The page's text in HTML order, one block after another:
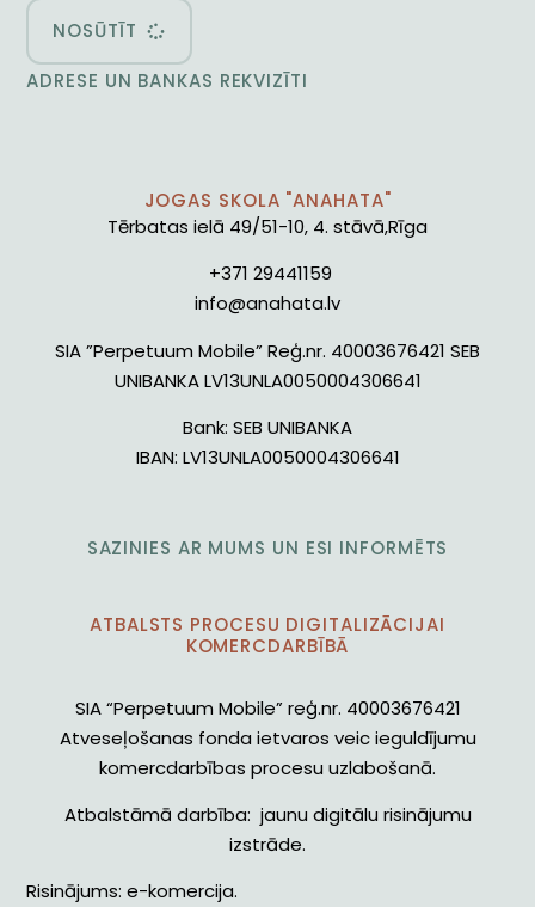
NOSŪTĪT
ADRESE UN BANKAS REKVIZĪTI
JOGAS SKOLA "ANAHATA"
Tērbatas ielā 49/51-10, 4. stāvā,Rīga
+371 29441159
info@anahata.lv
SIA ”Perpetuum Mobile” Reģ.nr. 40003676421 SEB
UNIBANKA LV13UNLA0050004306641
Bank: SEB UNIBANKA
IBAN: LV13UNLA0050004306641
SAZINIES AR MUMS UN ESI INFORMĒTS
ATBALSTS PROCESU DIGITALIZĀCIJAI
KOMERCDARBĪBĀ
SIA “Perpetuum Mobile” reģ.nr. 40003676421
Atveseļošanas fonda ietvaros veic ieguldījumu
komercdarbības procesu uzlabošanā.
Atbalstāmā darbība: jaunu digitālu risinājumu
izstrāde.
Risinājums: e-komercija.